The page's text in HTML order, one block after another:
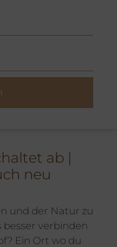
ab |
neu
und der Natur zu
besser verbinden
Ein Ort wo du